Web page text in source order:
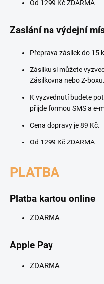
Od 1299 Kč ZDARMA
Zaslání na výdejní
Přeprava zásilek do 15
Zásilku si můžete
Zásilkovna nebo Z-boxu.
K vyzvednutí budete
přijde formou SMS a e-
Cena dopravy je 89 Kč.
Od 1299 Kč ZDARMA
PLATBA
Platba kartou online
ZDARMA
Apple Pay
ZDARMA